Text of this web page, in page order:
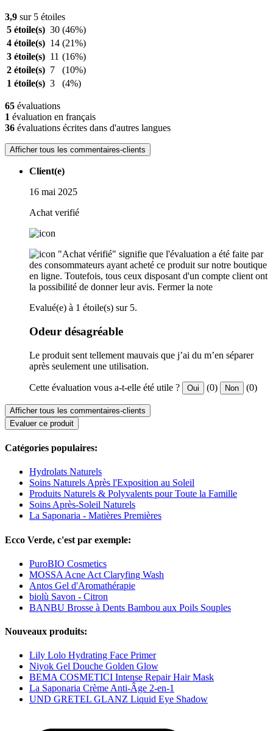
3,9 sur 5 étoiles
5 étoile(s) 30 (46%)
4 étoile(s) 14 (21%)
3 étoile(s) 11 (16%)
2 étoile(s) 7
(10%)
1 étoile(s) 3 (4%)
65 évaluations
1 évaluation en français
36 évaluations écrites dans d'autres langues
Afficher tous les commentaires-clients
Client(e)
16 mai 2025
Achat verifié
"Achat vérifié" signifie que l'évaluation a été faite par
des consommateurs ayant acheté ce produit sur notre boutique
en ligne. Toutefois, tous ceux disposant d'un compte client ont
la possibilité de donner leur avis. Fermer la note
Evalué(e) à 1 étoile(s) sur 5.
Odeur désagréable
Le produit sent tellement mauvais que j’ai du m’en séparer
après seulement une utilisation.
Cette évaluation vous a-t-elle été utile ? Oui (0) Non (0)
Afficher tous les commentaires-clients
Evaluer ce produit
Catégories populaires:
Hydrolats Naturels
Soins Naturels Après l'Exposition au Soleil
Produits Naturels & Polyvalents pour Toute la Famille
Soins Après-Soleil Naturels
La Saponaria - Matières Premières
Ecco Verde, c'est par exemple:
PuroBIO Cosmetics
MOSSA Acne Act Claryfing Wash
Antos Gel d'Aromathérapie
biolù Savon - Citron
BANBU Brosse à Dents Bambou aux Poils Souples
Nouveaux produits:
Lily Lolo Hydrating Face Primer
Niyok Gel Douche Golden Glow
BEMA COSMETICI Intense Repair Hair Mask
La Saponaria Crème Anti-Âge 2-en-1
UND GRETEL GLANZ Liquid Eye Shadow